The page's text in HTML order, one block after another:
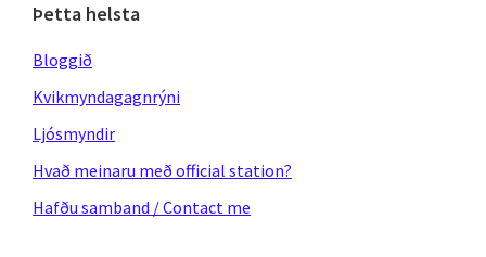
Þetta helsta
Bloggið
Kvikmyndagagnrýni
Ljósmyndir
Hvað meinaru með official station?
Hafðu samband / Contact me